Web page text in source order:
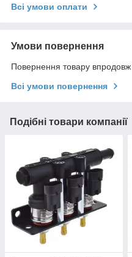
Всі умови оплати
Умови повернення
Повернення товару впродовж
Всі умови повернення
Подібні товари компанії